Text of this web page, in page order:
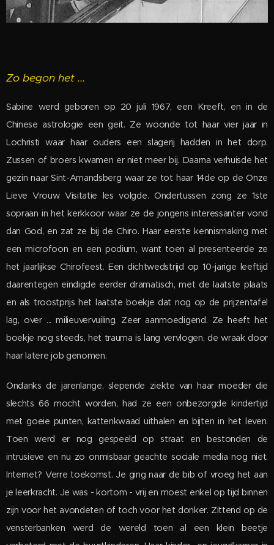
Zo begon het ...
Sabine werd geboren op 20 juli 1967, een Kreeft, en in de
Chinese astrologie een geit. Ze woonde tot haar vier jaar in
Lochristi waar haar ouders een slagerij hadden in het dorp.
Zussen of broers kwamen er niet meer bij. Daarna verhuisde het
gezin naar Sint-Amandsberg waar ze tot haar 14de op de Onze
Lieve Vrouw Visitatie les volgde. Ondertussen zong ze 1ste
sopraan in het kerkkoor waar ze de jongens interessanter vond
dan God, en zat ze bij de Chiro. Haar eerste kennismaking met
een microfoon en een podium, want toen al presenteerde ze
het jaarlijkse Chirofeest. Een dichtwedstrijd op 10-jarige leeftijd
daarentegen eindigde eerder dramatisch, met de laatste plaats
en als troostprijs het laatste boekje dat nog op de prijzentafel
lag, over ... milieuvervuiling. Zeer aanmoedigend. Ze heeft het
boekje nog steeds, het trauma is lang vervlogen, de wraak door
haar latere job genomen.
Ondanks de jarenlange, slepende ziekte van haar moeder die
slechts 66 mocht worden, had ze een onbezorgde kindertijd
met goeie punten, kattenkwaad uithalen en bijten in het leven.
Toen werd er nog gespeeld op straat en bestonden de
intrusieve en nu zo onmisbaar geachte sociale media nog niet.
Internet? Verre toekomst. Je ging naar de bib of vroeg het aan
je leerkracht. Je was - kortom - vrij en moest enkel op tijd binnen
zijn voor het avondeten of toch voor het donker. Zittend op de
vensterbanken werd de wereld toen al een klein beetje